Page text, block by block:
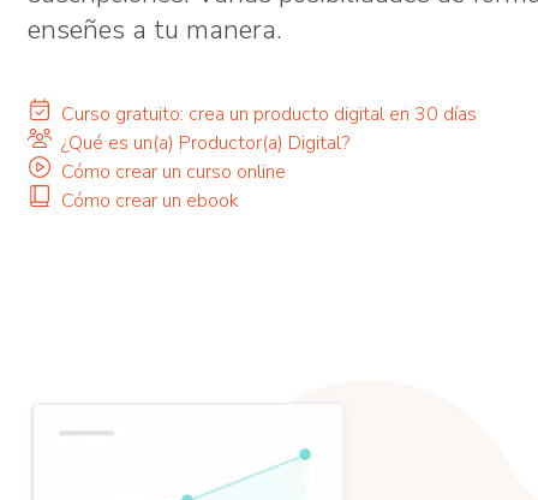
enseñes a tu manera.
Curso gratuito: crea un producto digital en 30 días
¿Qué es un(a) Productor(a) Digital?
Cómo crear un curso online
Cómo crear un ebook